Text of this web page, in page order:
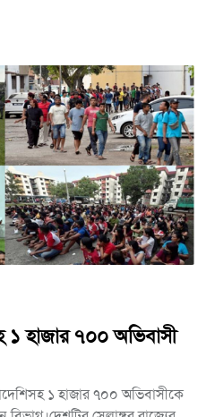
দায়ের করেন। অপহরণকারীরা ২
পরে বাংলাদেশে তার স্ত্রীর
ভুক্তভোগীর বাবার
পাঁচজনের বিরুদ্ধে নির্যাতন
করা হবে।
১ হাজার ৭০০ অভিবাসী
১ হাজার ৭০০ অভিবাসীকে